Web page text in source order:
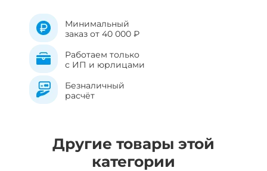
Минимальный
заказ от 40 000 ₽
Работаем только
с ИП и юрлицами
Безналичный
расчёт
Другие товары этой
категории